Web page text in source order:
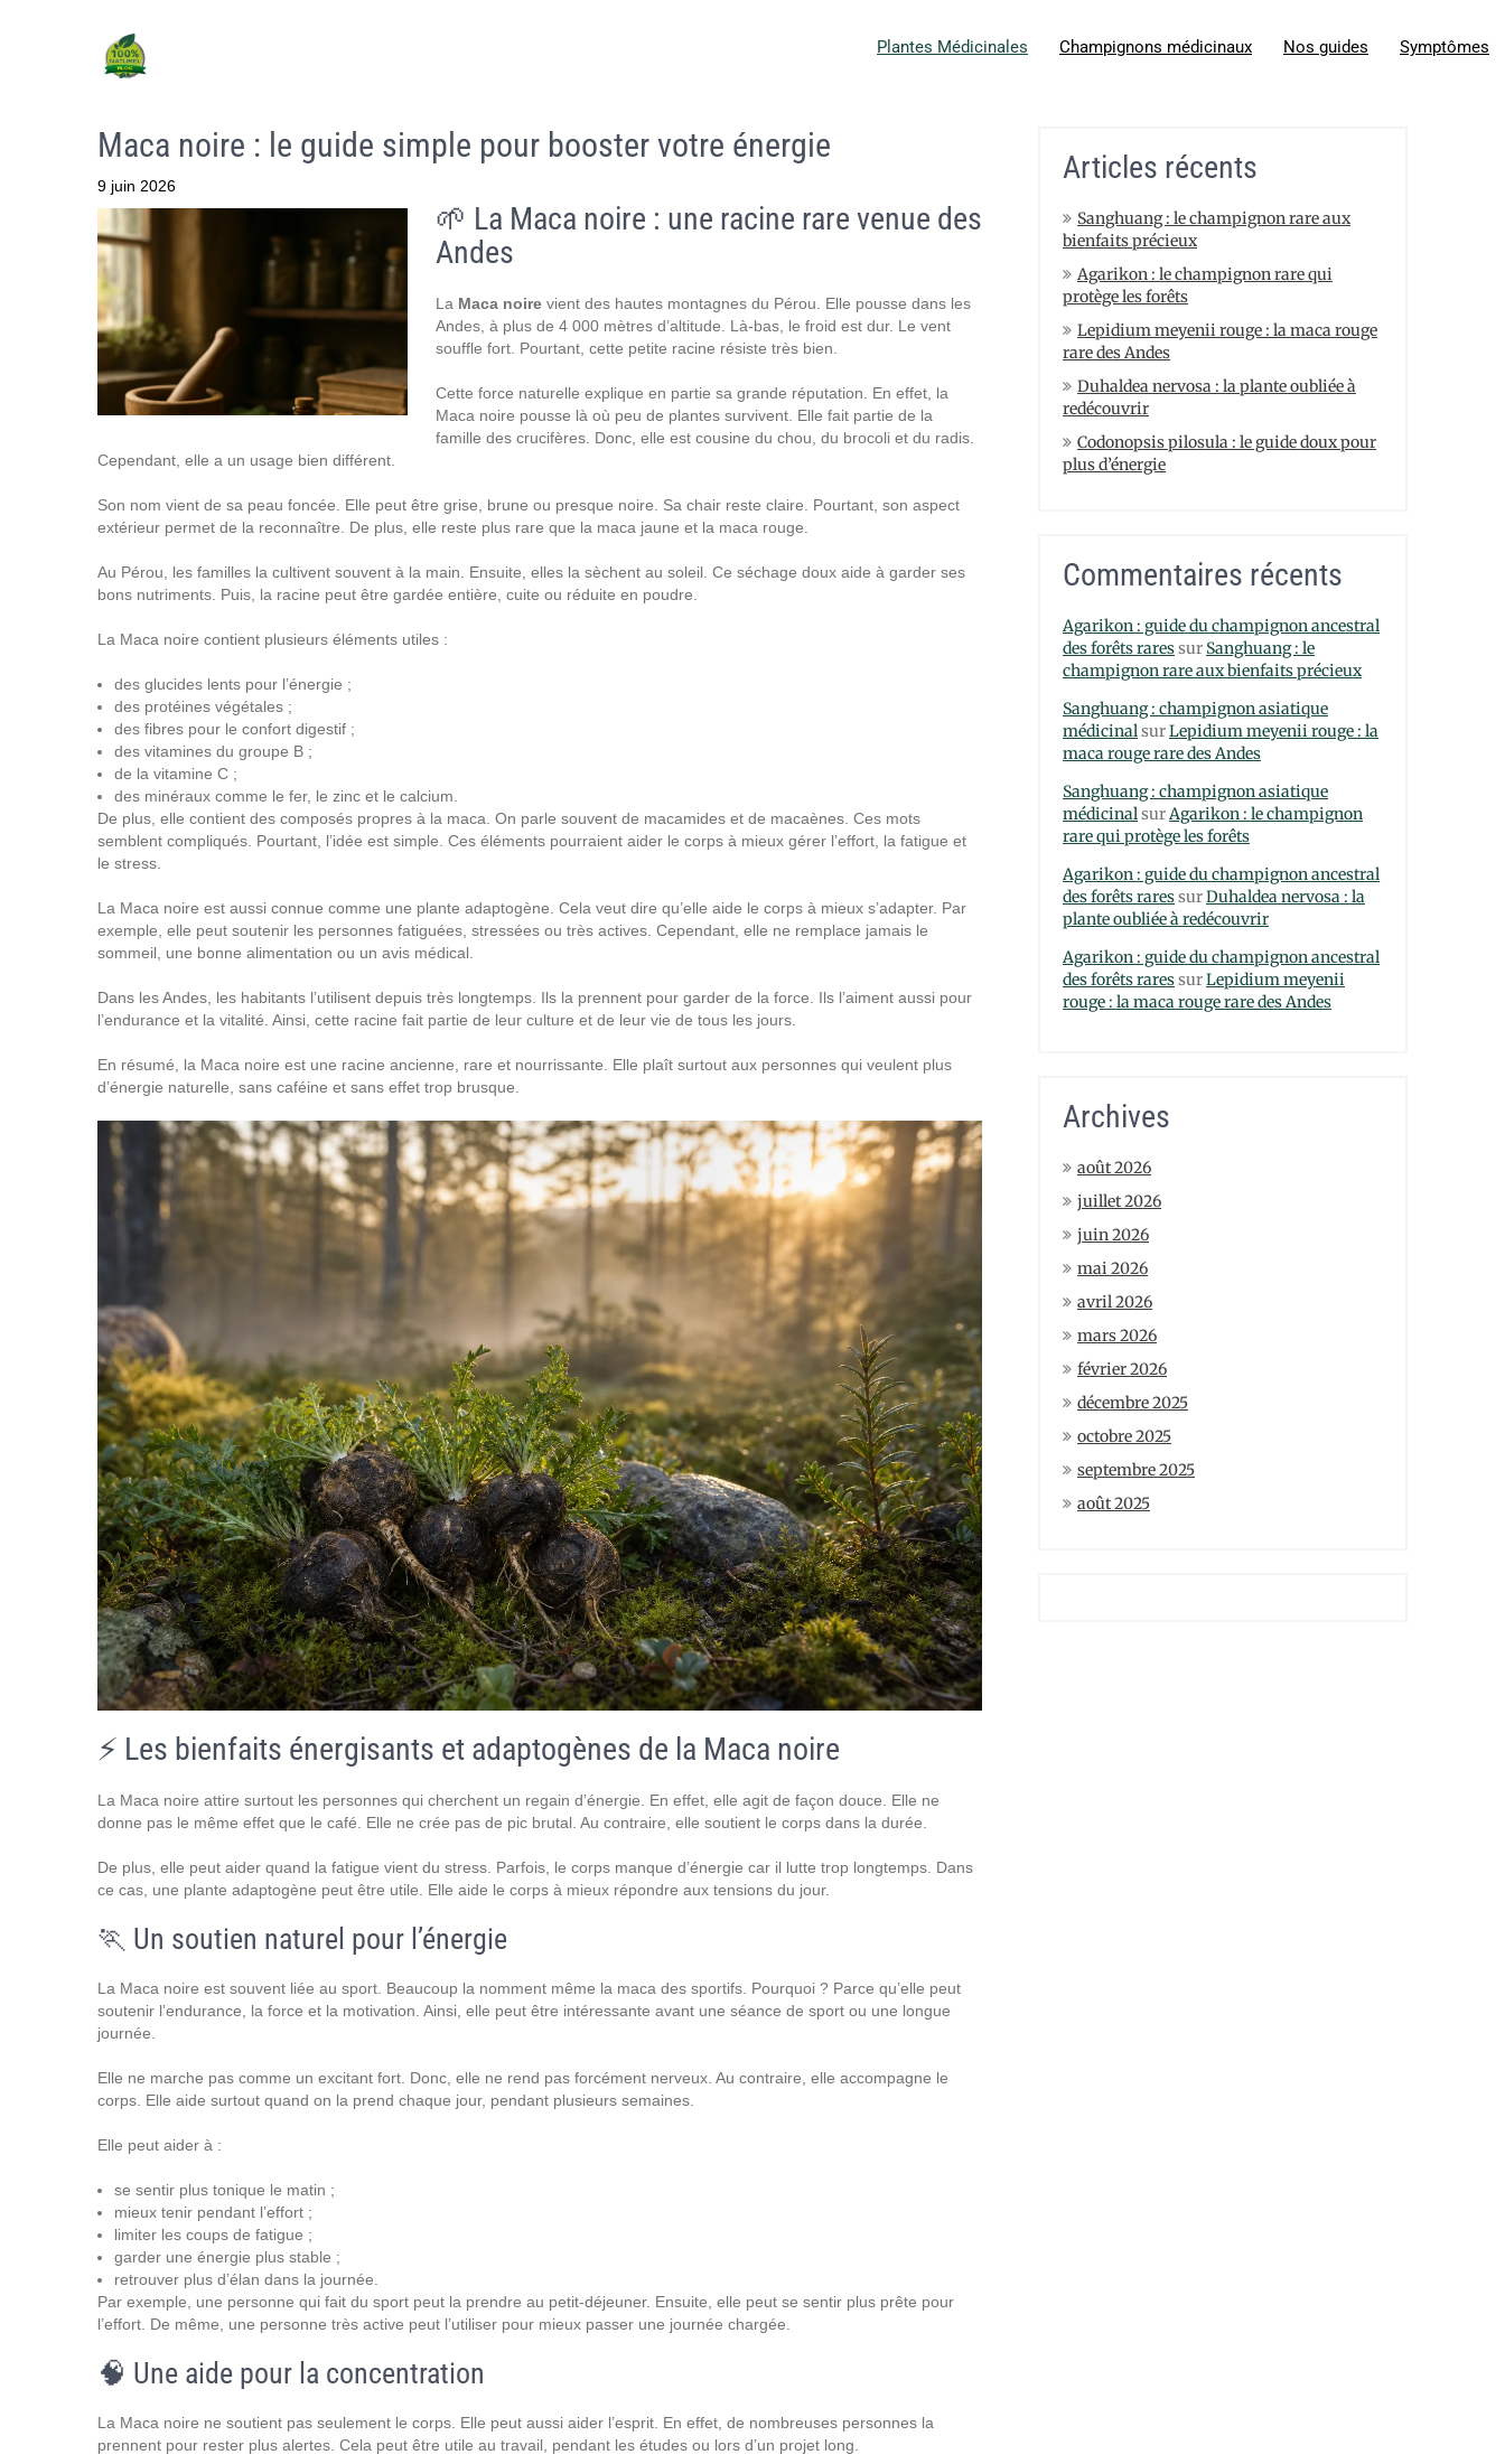
Plantes Médicinales Champignons médicinaux Nos guides Symptômes
Maca noire : le guide simple pour booster votre énergie
9 juin 2026
🌱 La Maca noire : une racine rare venue des
Andes
La Maca noirevient des hautes montagnes du Pérou. Elle pousse dans les
Andes, à plus de 4 000 mètres d’altitude. Là-bas, le froid est dur. Le vent
souffle fort. Pourtant, cette petite racine résiste très bien.
Cette force naturelle explique en partie sa grande réputation. En effet, la
Maca noire pousse là où peu de plantes survivent. Elle fait partie de la
famille des crucifères. Donc, elle est cousine du chou, du brocoli et du radis.
Cependant, elle a un usage bien différent.
Son nom vient de sa peau foncée. Elle peut être grise, brune ou presque noire. Sa chair reste claire. Pourtant, son aspect
extérieur permet de la reconnaître. De plus, elle reste plus rare que la maca jaune et la maca rouge.
Au Pérou, les familles la cultivent souvent à la main. Ensuite, elles la sèchent au soleil. Ce séchage doux aide à garder ses
bons nutriments. Puis, la racine peut être gardée entière, cuite ou réduite en poudre.
La Maca noire contient plusieurs éléments utiles :
des glucides lents pour l’énergie ;
des protéines végétales ;
des fibres pour le confort digestif ;
des vitamines du groupe B ;
de la vitamine C ;
des minéraux comme le fer, le zinc et le calcium.
De plus, elle contient des composés propres à la maca. On parle souvent de macamides et de macaènes. Ces mots
semblent compliqués. Pourtant, l’idée est simple. Ces éléments pourraient aider le corps à mieux gérer l’effort, la fatigue et
le stress.
La Maca noire est aussi connue comme une plante adaptogène. Cela veut dire qu’elle aide le corps à mieux s’adapter. Par
exemple, elle peut soutenir les personnes fatiguées, stressées ou très actives. Cependant, elle ne remplace jamais le
sommeil, une bonne alimentation ou un avis médical.
Dans les Andes, les habitants l’utilisent depuis très longtemps. Ils la prennent pour garder de la force. Ils l’aiment aussi pour
l’endurance et la vitalité. Ainsi, cette racine fait partie de leur culture et de leur vie de tous les jours.
En résumé, la Maca noire est une racine ancienne, rare et nourrissante. Elle plaît surtout aux personnes qui veulent plus
d’énergie naturelle, sans caféine et sans effet trop brusque.
⚡ Les bienfaits énergisants et adaptogènes de la Maca noire
La Maca noire attire surtout les personnes qui cherchent un regain d’énergie. En effet, elle agit de façon douce. Elle ne
donne pas le même effet que le café. Elle ne crée pas de pic brutal. Au contraire, elle soutient le corps dans la durée.
De plus, elle peut aider quand la fatigue vient du stress. Parfois, le corps manque d’énergie car il lutte trop longtemps. Dans
ce cas, une plante adaptogène peut être utile. Elle aide le corps à mieux répondre aux tensions du jour.
🏃 Un soutien naturel pour l’énergie
La Maca noire est souvent liée au sport. Beaucoup la nomment même la maca des sportifs. Pourquoi ? Parce qu’elle peut
soutenir l’endurance, la force et la motivation. Ainsi, elle peut être intéressante avant une séance de sport ou une longue
journée.
Elle ne marche pas comme un excitant fort. Donc, elle ne rend pas forcément nerveux. Au contraire, elle accompagne le
corps. Elle aide surtout quand on la prend chaque jour, pendant plusieurs semaines.
Elle peut aider à :
se sentir plus tonique le matin ;
mieux tenir pendant l’effort ;
limiter les coups de fatigue ;
garder une énergie plus stable ;
retrouver plus d’élan dans la journée.
Par exemple, une personne qui fait du sport peut la prendre au petit-déjeuner. Ensuite, elle peut se sentir plus prête pour
l’effort. De même, une personne très active peut l’utiliser pour mieux passer une journée chargée.
🧠 Une aide pour la concentration
La Maca noire ne soutient pas seulement le corps. Elle peut aussi aider l’esprit. En effet, de nombreuses personnes la
prennent pour rester plus alertes. Cela peut être utile au travail, pendant les études ou lors d’un projet long.
Articles récents
Sanghuang : le champignon rare aux
bienfaits précieux
Agarikon : le champignon rare qui
protège les forêts
Lepidium meyenii rouge : la maca rouge
rare des Andes
Duhaldea nervosa : la plante oubliée à
redécouvrir
Codonopsis pilosula : le guide doux pour
plus d’énergie
Commentaires récents
Agarikon : guide du champignon ancestral
des forêts raressur Sanghuang : le
champignon rare aux bienfaits précieux
Sanghuang : champignon asiatique
médicinalsurLepidium meyenii rouge : la
maca rouge rare des Andes
Sanghuang : champignon asiatique
médicinalsurAgarikon : le champignon
rare qui protège les forêts
Agarikon : guide du champignon ancestral
des forêts raressurDuhaldea nervosa : la
plante oubliée à redécouvrir
Agarikon : guide du champignon ancestral
des forêts raressurLepidium meyenii
rouge : la maca rouge rare des Andes
Archives
août 2026
juillet 2026
juin 2026
mai 2026
avril 2026
mars 2026
février 2026
décembre 2025
octobre 2025
septembre 2025
août 2025